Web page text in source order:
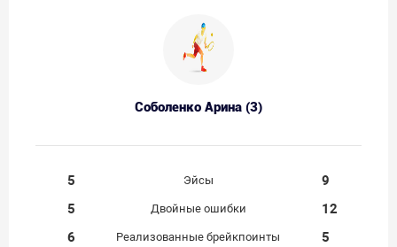
Соболенко Арина (3)
5 Эйсы
9
5
Двойные ошибки
12
6
Реализованные брейкпоинты
5